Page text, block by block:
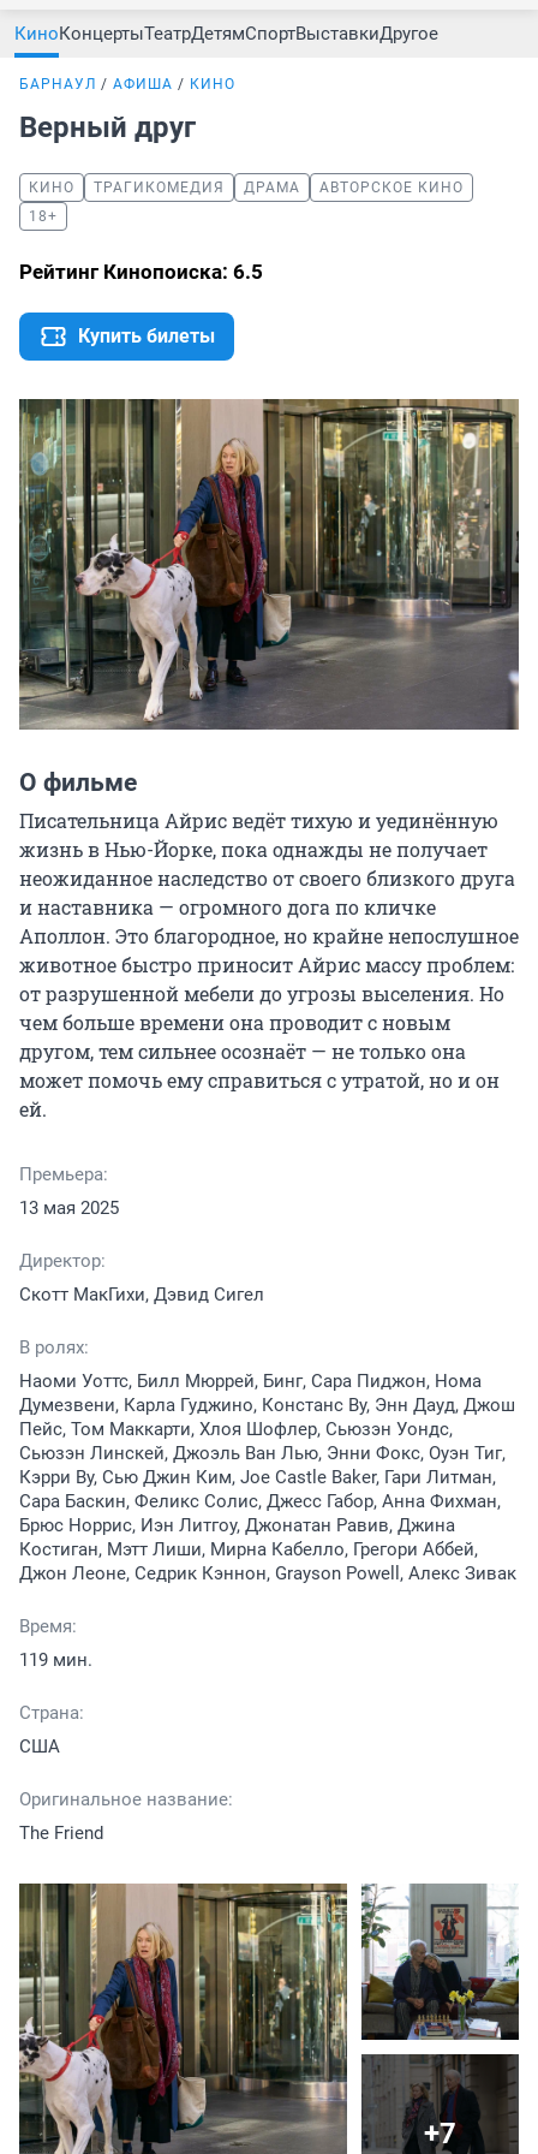
КиноКонцертыТеатрДетямСпортВыставкиДругое
БАРНАУЛ АФИША КИНО
Верный друг
КИНО ТРАГИКОМЕДИЯ ДРАМА
АВТОРСКОЕ КИНО
18+
Рейтинг Кинопоиска: 6.5
Купить билеты
О фильме
Писательница Айрис ведёт тихую и уединённую
жизнь в Нью-Йорке, пока однажды не получает
неожиданное наследство от своего близкого друга
и наставника — огромного дога по кличке
Аполлон. Это благородное, но крайне непослушное
животное быстро приносит Айрис массу проблем:
от разрушенной мебели до угрозы выселения. Но
чем больше времени она проводит с новым
другом, тем сильнее осознаёт — не только она
может помочь ему справиться с утратой, но и он
ей.
Премьера:
13 мая 2025
Директор:
Скотт МакГихи, Дэвид Сигел
В ролях:
Наоми Уоттс, Билл Мюррей, Бинг, Сара Пиджон, Нома
Думезвени, Карла Гуджино, Констанс Ву, Энн Дауд, Джош
Пейс, Том Маккарти, Хлоя Шофлер, Сьюзэн Уондс,
Сьюзэн Линскей, Джоэль Ван Лью, Энни Фокс, Оуэн Тиг,
Кэрри Ву, Сью Джин Ким, Joe Castle Baker, Гари Литман,
Сара Баскин, Феликс Солис, Джесс Габор, Анна Фихман,
Брюс Норрис, Иэн Литгоу, Джонатан Равив, Джина
Костиган, Мэтт Лиши, Мирна Кабелло, Грегори Аббей,
Джон Леоне, Седрик Кэннон, Grayson Powell, Алекс Зивак
Время:
119 мин.
Страна:
США
Оригинальное название:
The Friend
+7